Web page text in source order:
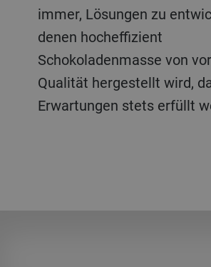
immer, Lösungen zu
denen hocheffizient
Schokoladenmasse von
Qualität hergestellt wird,
Erwartungen stets erfüllt
von der Bohne bis zum
kleine oder
oder Kugelmühlen mit
Conchierprozess – wir
richtige Lösung für Sie.